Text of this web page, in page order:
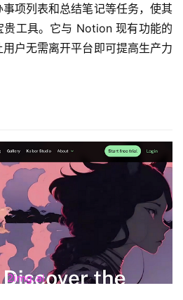
项列表和总结笔记等任务，使其
贵工具。它与 Notion 现有功能的
户无需离开平台即可提高生产力